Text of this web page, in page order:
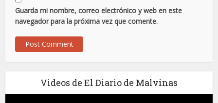
Guarda mi nombre, correo electrónico y web en este
navegador para la próxima vez que comente.
Videos de El Diario de Malvinas